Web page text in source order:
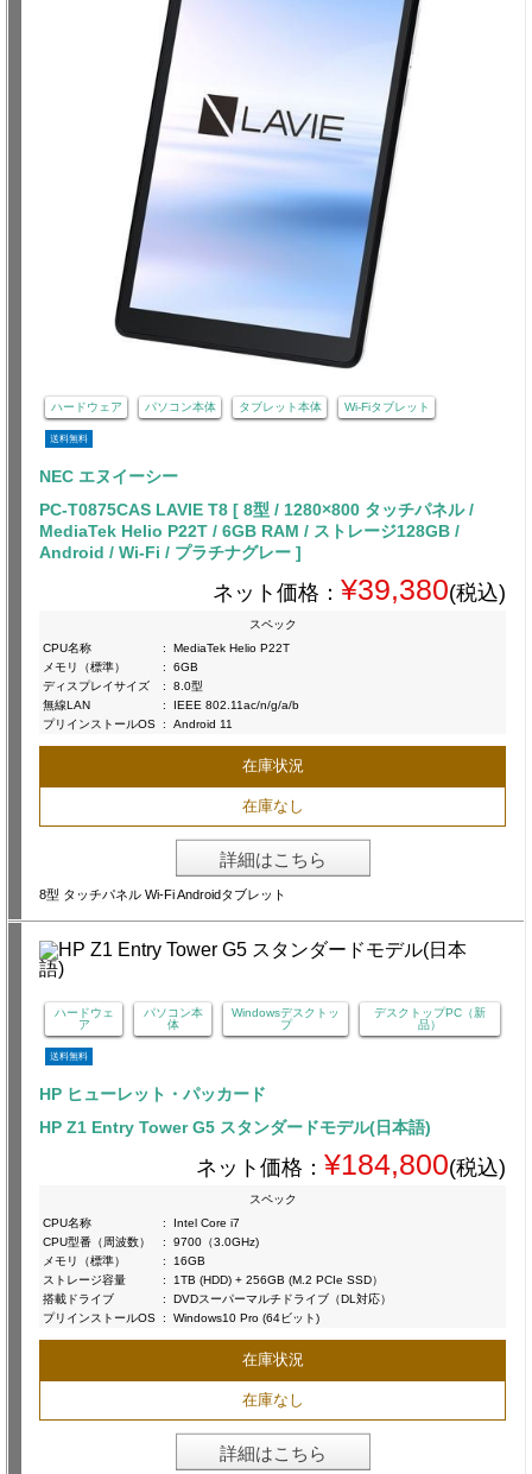
ハードウェア パソコン本体 タブレット本体 Wi-Fiタブレット
送料無料
NEC エヌイーシー
PC-T0875CAS LAVIE T8 [ 8型 / 1280×800 タッチパネル /
MediaTek Helio P22T / 6GB RAM / ストレージ128GB /
Android / Wi-Fi / プラチナグレー ]
ネット価格： ¥39,380(税込)
スペック
CPU名称
:
MediaTek Helio P22T
メモリ（標準）
:
6GB
ディスプレイサイズ
:
8.0型
無線LAN
:
IEEE 802.11ac/n/g/a/b
プリインストールOS : Android 11
在庫状況
在庫なし
詳細はこちら
8型 タッチパネル Wi-Fi Androidタブレット
ハードウェ
ア
パソコン本
体
Windowsデスクトッ
プ
デスクトップPC（新
品）
送料無料
HP ヒューレット・パッカード
HP Z1 Entry Tower G5 スタンダードモデル(日本語)
ネット価格： ¥184,800(税込)
スペック
CPU名称
:
Intel Core i7
CPU型番（周波数）
:
9700（3.0GHz)
メモリ（標準）
:
16GB
ストレージ容量
:
1TB (HDD) + 256GB (M.2 PCIe SSD）
搭載ドライブ
:
DVDスーパーマルチドライブ（DL対応）
プリインストールOS : Windows10 Pro (64ビット)
在庫状況
在庫なし
詳細はこちら